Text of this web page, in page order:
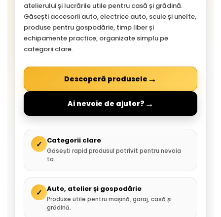
atelierului și lucrările utile pentru casă și grădină.
Găsești accesorii auto, electrice auto, scule și unelte,
produse pentru gospodărie, timp liber și
echipamente practice, organizate simplu pe
categorii clare.
Descoperă produsele →
Ai nevoie de ajutor? →
✓ Categorii clare
Găsești rapid produsul potrivit pentru nevoia
ta.
✓ Auto, atelier și gospodărie
Produse utile pentru mașină, garaj, casă și
grădină.